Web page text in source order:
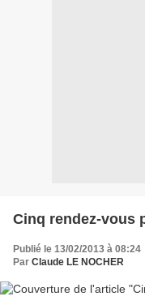
Cinq rendez-vous
Publié le 13/02/2013 à 08:24
Par Claude LE NOCHER